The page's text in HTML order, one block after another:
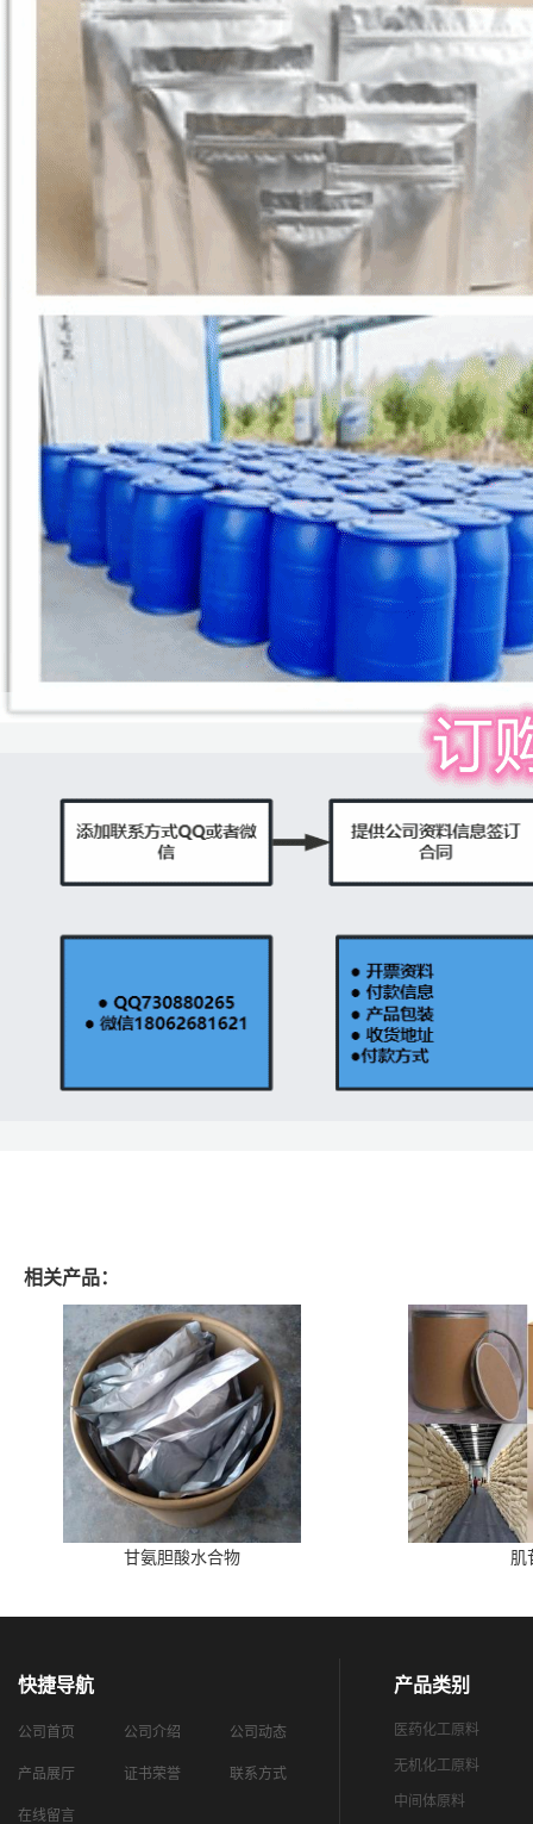
相关产品：
甘氨胆酸水合物 肌
快捷导航
公司首页 公司介绍 公司动态
产品展厅 证书荣誉 联系方式
在线留言
产品类别
医药化工原料
无机化工原料
中间体原料